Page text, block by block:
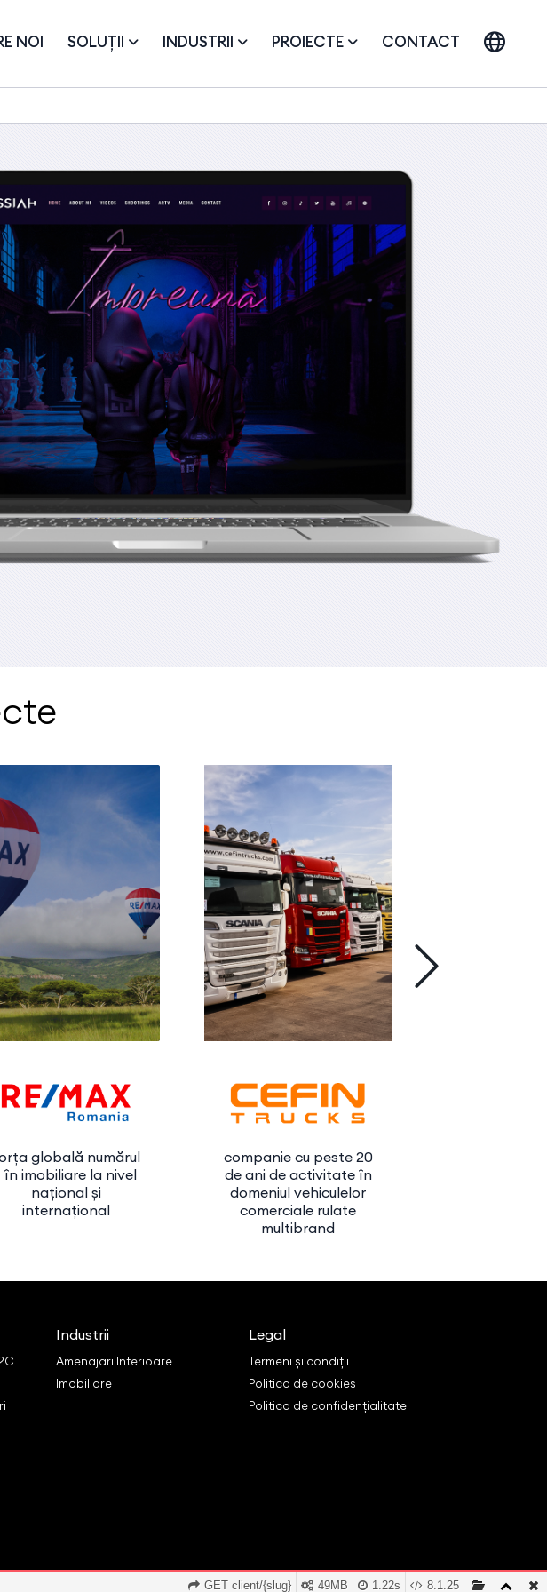
NOI SOLUȚII INDUSTRII PROIECTE CONTACT
globală numărul
în imobiliare la nivel
național și
internațional
companie cu peste 20
de ani de activitate în
domeniul vehiculelor
comerciale rulate
multibrand
Industrii
Amenajari Interioare
Imobiliare
Legal
Termeni și condiții
Politica de cookies
Politica de confidențialitate
8.1.25
1.22s
49MB
GET client/{slug}